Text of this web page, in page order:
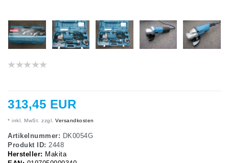
313,45 EUR
* inkl. MwSt. zzgl. Versandkosten
Artikelnummer: DK0054G
Produkt ID: 2448
Hersteller: Makita